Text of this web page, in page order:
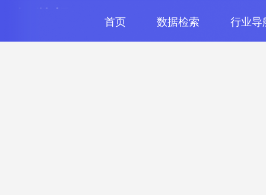
首页 数据检索 行业导